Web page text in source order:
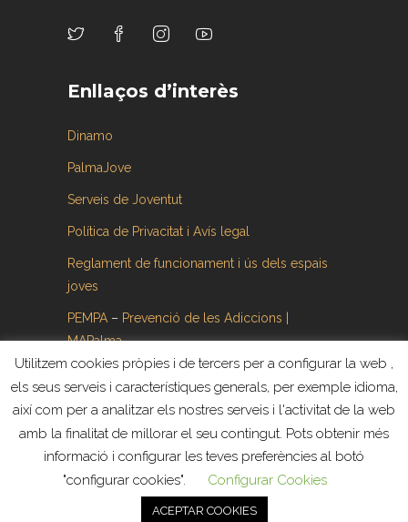
Enllaços d’interès
Dinamo
PalmaJove
Serveis de Joventut
Política de Privacitat i Avís legal
Reglament de funcionament i ús dels espais
joves
PEMPA – Prevenció de les Adiccions |
MAPalma
Tots els drets reservats ©. Web creada y
administrada porRevoluziona
Utilitzem cookies pròpies i de tercers per a configurar la web ,
els seus serveis i característiques generals, per exemple idioma,
així com per a analitzar els nostres serveis i l'activitat de la web
amb la finalitat de millorar el seu contingut. Pots obtenir més
informació i configurar les teves preferències al botó
"configurar cookies".
Configurar Cookies
ACEPTAR COOKIES